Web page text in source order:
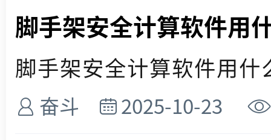
脚手架安全计算软件用
脚手架安全计算软件用什
奋斗 2025-10-23